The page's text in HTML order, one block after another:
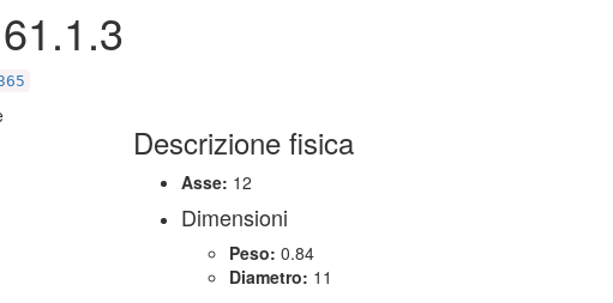
Descrizione fisica
Asse: 12
Dimensioni
Peso: 0.84
Diametro: 11